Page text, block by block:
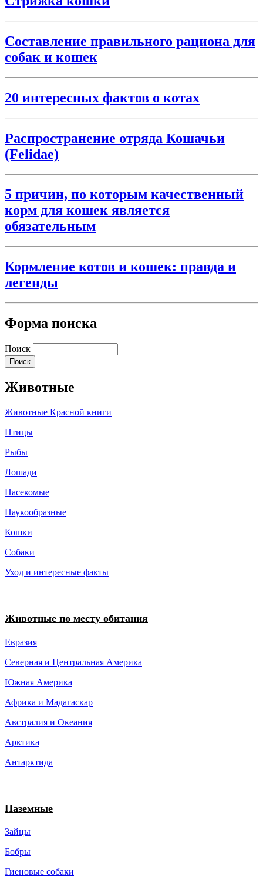
Составление правильного рациона для
собак и кошек
20 интересных фактов о котах
Распространение отряда Кошачьи
(Felidae)
5 причин, по которым качественный
корм для кошек является
обязательным
Кормление котов и кошек: правда и
легенды
Форма поиска
Поиск
Животные
Животные Красной книги
Птицы
Рыбы
Лошади
Насекомые
Паукообразные
Кошки
Собаки
Уход и интересные факты
Животные по месту обитания
Евразия
Северная и Центральная Америка
Южная Америка
Африка и Мадагаскар
Австралия и Океания
Арктика
Антарктида
Наземные
Зайцы
Бобры
Гиеновые собаки